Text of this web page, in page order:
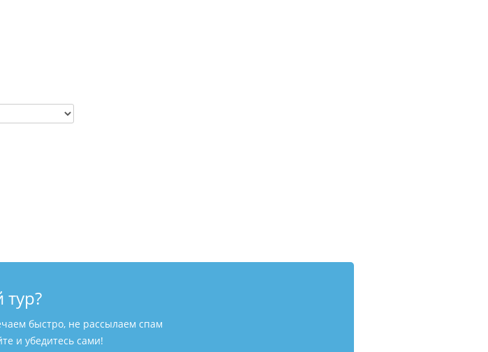
быстро, не рассылаем спам
и убедитесь сами!